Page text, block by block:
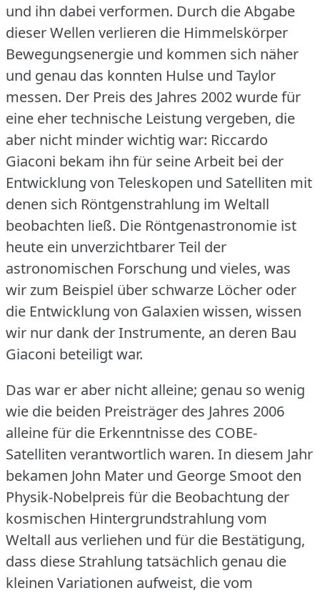
und ihn dabei verformen. Durch die Abgabe
dieser Wellen verlieren die Himmelskörper
Bewegungsenergie und kommen sich näher
und genau das konnten Hulse und Taylor
messen. Der Preis des Jahres 2002 wurde für
eine eher technische Leistung vergeben, die
aber nicht minder wichtig war: Riccardo
Giaconi bekam ihn für seine Arbeit bei der
Entwicklung von Teleskopen und Satelliten mit
denen sich Röntgenstrahlung im Weltall
beobachten ließ. Die Röntgenastronomie ist
heute ein unverzichtbarer Teil der
astronomischen Forschung und vieles, was
wir zum Beispiel über schwarze Löcher oder
die Entwicklung von Galaxien wissen, wissen
wir nur dank der Instrumente, an deren Bau
Giaconi beteiligt war.
Das war er aber nicht alleine; genau so wenig
wie die beiden Preisträger des Jahres 2006
alleine für die Erkenntnisse des COBE-
Satelliten verantwortlich waren. In diesem Jahr
bekamen John Mater und George Smoot den
Physik-Nobelpreis für die Beobachtung der
kosmischen Hintergrundstrahlung vom
Weltall aus verliehen und für die Bestätigung,
dass diese Strahlung tatsächlich genau die
kleinen Variationen aufweist, die vom